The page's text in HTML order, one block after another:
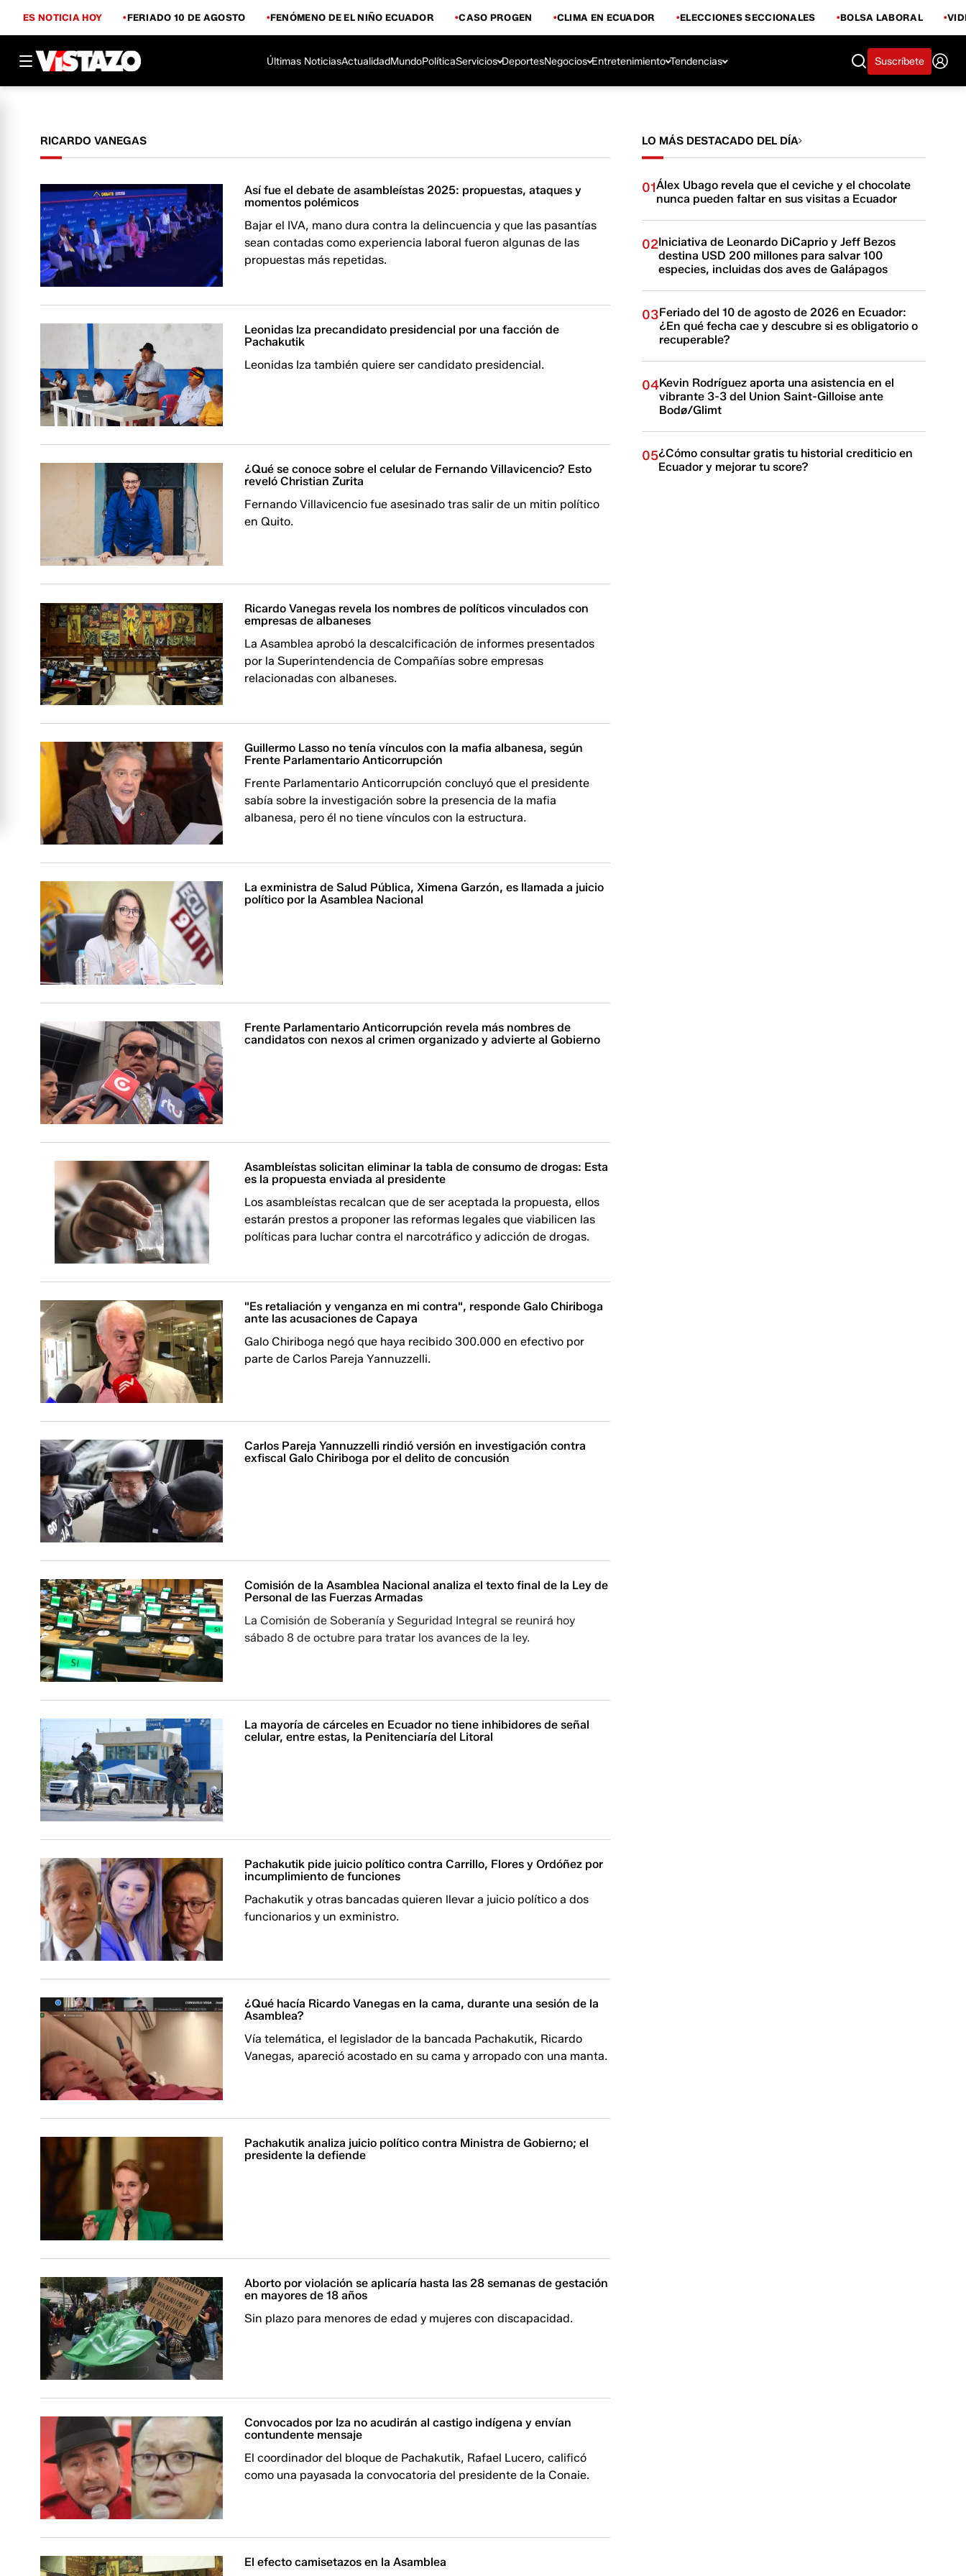
ES NOTICIA HOY FERIADO 10 DE AGOSTO FENÓMENO DE EL NIÑO ECUADOR CASO PROGEN CLIMA EN ECUADOR ELECCIONES SECCIONALES BOLSA LABORAL
Últimas NoticiasActualidadMundoPolíticaServicios DeportesNegocios Entretenimiento Tendencias Suscríbete
RICARDO VANEGAS
Así fue el debate de asambleístas 2025: propuestas, ataques y
momentos polémicos
Bajar el IVA, mano dura contra la delincuencia y que las pasantías
sean contadas como experiencia laboral fueron algunas de las
propuestas más repetidas.
Leonidas Iza precandidato presidencial por una facción de
Pachakutik
Leonidas Iza también quiere ser candidato presidencial.
¿Qué se conoce sobre el celular de Fernando Villavicencio? Esto
reveló Christian Zurita
Fernando Villavicencio fue asesinado tras salir de un mitin político
en Quito.
Ricardo Vanegas revela los nombres de políticos vinculados con
empresas de albaneses
La Asamblea aprobó la descalcificación de informes presentados
por la Superintendencia de Compañías sobre empresas
relacionadas con albaneses.
Guillermo Lasso no tenía vínculos con la mafia albanesa, según
Frente Parlamentario Anticorrupción
Frente Parlamentario Anticorrupción concluyó que el presidente
sabía sobre la investigación sobre la presencia de la mafia
albanesa, pero él no tiene vínculos con la estructura.
La exministra de Salud Pública, Ximena Garzón, es llamada a juicio
político por la Asamblea Nacional
Frente Parlamentario Anticorrupción revela más nombres de
candidatos con nexos al crimen organizado y advierte al Gobierno
Asambleístas solicitan eliminar la tabla de consumo de drogas: Esta
es la propuesta enviada al presidente
Los asambleístas recalcan que de ser aceptada la propuesta, ellos
estarán prestos a proponer las reformas legales que viabilicen las
políticas para luchar contra el narcotráfico y adicción de drogas.
"Es retaliación y venganza en mi contra", responde Galo Chiriboga
ante las acusaciones de Capaya
Galo Chiriboga negó que haya recibido 300.000 en efectivo por
parte de Carlos Pareja Yannuzzelli.
Carlos Pareja Yannuzzelli rindió versión en investigación contra
exfiscal Galo Chiriboga por el delito de concusión
Comisión de la Asamblea Nacional analiza el texto final de la Ley de
Personal de las Fuerzas Armadas
La Comisión de Soberanía y Seguridad Integral se reunirá hoy
sábado 8 de octubre para tratar los avances de la ley.
La mayoría de cárceles en Ecuador no tiene inhibidores de señal
celular, entre estas, la Penitenciaría del Litoral
Pachakutik pide juicio político contra Carrillo, Flores y Ordóñez por
incumplimiento de funciones
Pachakutik y otras bancadas quieren llevar a juicio político a dos
funcionarios y un exministro.
¿Qué hacía Ricardo Vanegas en la cama, durante una sesión de la
Asamblea?
Vía telemática, el legislador de la bancada Pachakutik, Ricardo
Vanegas, apareció acostado en su cama y arropado con una manta.
Pachakutik analiza juicio político contra Ministra de Gobierno; el
presidente la defiende
Aborto por violación se aplicaría hasta las 28 semanas de gestación
en mayores de 18 años
Sin plazo para menores de edad y mujeres con discapacidad.
Convocados por Iza no acudirán al castigo indígena y envían
contundente mensaje
El coordinador del bloque de Pachakutik, Rafael Lucero, calificó
como una payasada la convocatoria del presidente de la Conaie.
El efecto camisetazos en la Asamblea
LO MÁS DESTACADO DEL DÍA
01Álex Ubago revela que el ceviche y el chocolate
nunca pueden faltar en sus visitas a Ecuador
02Iniciativa de Leonardo DiCaprio y Jeff Bezos
destina USD 200 millones para salvar 100
especies, incluidas dos aves de Galápagos
03Feriado del 10 de agosto de 2026 en Ecuador:
¿En qué fecha cae y descubre si es obligatorio o
recuperable?
04Kevin Rodríguez aporta una asistencia en el
vibrante 3-3 del Union Saint-Gilloise ante
Bodø/Glimt
05¿Cómo consultar gratis tu historial crediticio en
Ecuador y mejorar tu score?